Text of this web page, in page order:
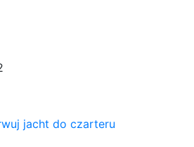
jacht do czarteru